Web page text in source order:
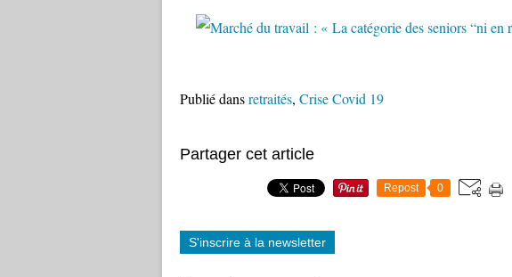
Publié dansretraités, Crise Covid 19
Partager cet article
Repost 0
S'inscrire à la newsletter